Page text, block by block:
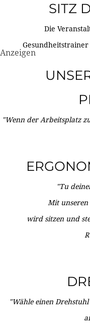
SITZ
Die
Anzeigen
"Wenn der Arbeitsplatz
"Tu
Mit unseren
wird sitzen und
"Wähle einen